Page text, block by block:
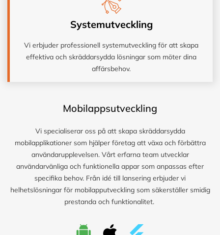
Systemutveckling
Vi erbjuder professionell systemutveckling för att skapa
effektiva och skräddarsydda lösningar som möter dina
affärsbehov.
Mobilappsutveckling
Vi specialiserar oss på att skapa skräddarsydda
mobilapplikationer som hjälper företag att växa och förbättra
användarupplevelsen. Vårt erfarna team utvecklar
användarvänliga och funktionella appar som anpassas efter
specifika behov. Från idé till lansering erbjuder vi
helhetslösningar för mobilapputveckling som säkerställer smidig
prestanda och funktionalitet.